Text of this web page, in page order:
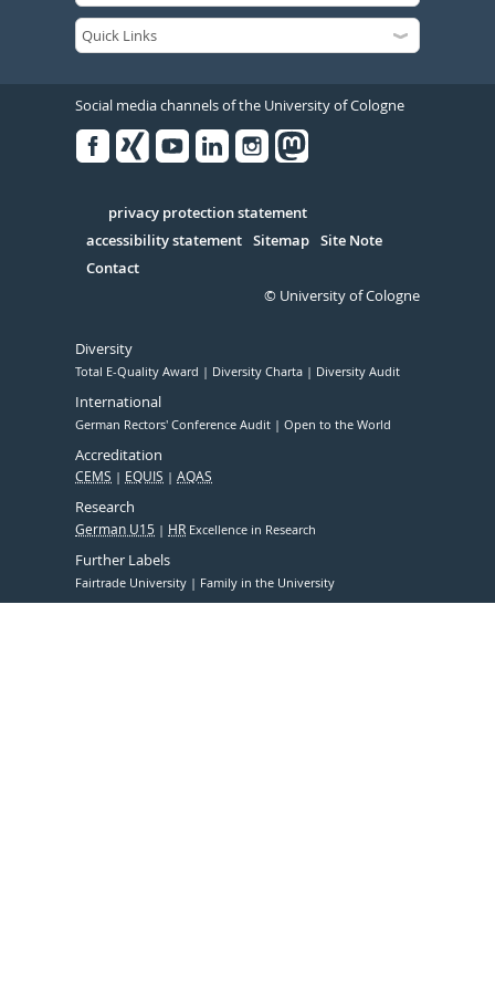
Social media channels of the University of Cologne
Serivce
privacy protection statement
accessibility statement Sitemap Site Note
Contact
© University of Cologne
Diversity
Total E-Quality Award Diversity Charta Diversity Audit
International
German Rectors' Conference Audit Open to the World
Accreditation
CEMS EQUIS AQAS
Research
German U15 HR Excellence in Research
Further Labels
Fairtrade University Family in the University